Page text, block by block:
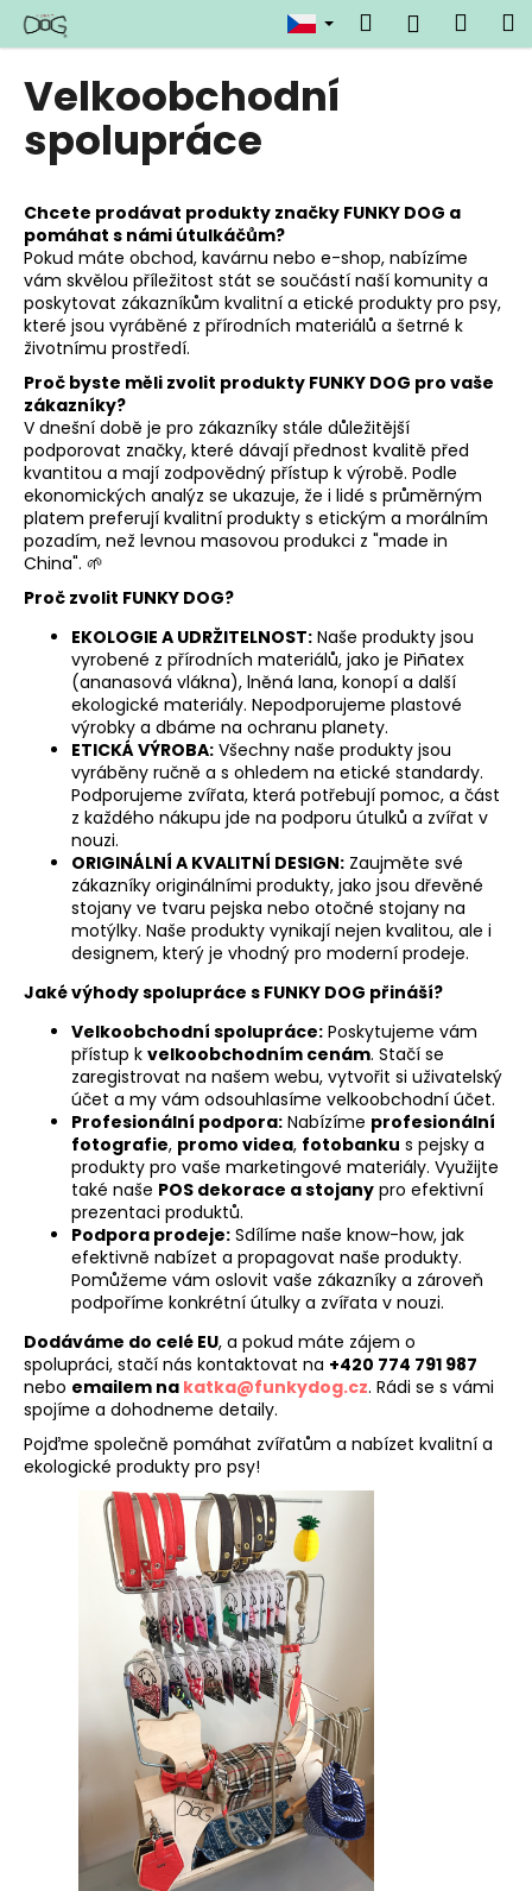
Přejít
obsah
Hledat
Velkoobchodní
spolupráce
Chcete prodávat produkty značky FUNKY DOG a
pomáhat s námi útulkáčům?
Pokud máte obchod, kavárnu nebo e-shop, nabízíme
vám skvělou příležitost stát se součástí naší komunity a
poskytovat zákazníkům kvalitní a etické produkty pro psy,
které jsou vyráběné z přírodních materiálů a šetrné k
životnímu prostředí.
Proč byste měli zvolit produkty FUNKY DOG pro vaše
zákazníky?
V dnešní době je pro zákazníky stále důležitější
podporovat značky, které dávají přednost kvalitě před
kvantitou a mají zodpovědný přístup k výrobě. Podle
ekonomických analýz se ukazuje, že i lidé s průměrným
platem preferují kvalitní produkty s etickým a morálním
pozadím, než levnou masovou produkci z "made in
China". 🌱
Proč zvolit FUNKY DOG?
EKOLOGIE A UDRŽITELNOST: Naše produkty jsou
vyrobené z přírodních materiálů, jako je Piñatex
(ananasová vlákna), lněná lana, konopí a další
ekologické materiály. Nepodporujeme plastové
výrobky a dbáme na ochranu planety.
ETICKÁ VÝROBA: Všechny naše produkty jsou
vyráběny ručně a s ohledem na etické standardy.
Podporujeme zvířata, která potřebují pomoc, a část
z každého nákupu jde na podporu útulků a zvířat v
nouzi.
ORIGINÁLNÍ A KVALITNÍ DESIGN: Zaujměte své
zákazníky originálními produkty, jako jsou dřevěné
stojany ve tvaru pejska nebo otočné stojany na
motýlky. Naše produkty vynikají nejen kvalitou, ale i
designem, který je vhodný pro moderní prodeje.
Jaké výhody spolupráce s FUNKY DOG přináší?
Velkoobchodní spolupráce: Poskytujeme vám
přístup k velkoobchodním cenám. Stačí se
zaregistrovat na našem webu, vytvořit si uživatelský
účet a my vám odsouhlasíme velkoobchodní účet.
Profesionální podpora: Nabízíme profesionální
fotografie, promo videa, fotobanku s pejsky a
produkty pro vaše marketingové materiály. Využijte
také naše POS dekorace a stojany pro efektivní
prezentaci produktů.
Podpora prodeje: Sdílíme naše know-how, jak
efektivně nabízet a propagovat naše produkty.
Pomůžeme vám oslovit vaše zákazníky a zároveň
podpoříme konkrétní útulky a zvířata v nouzi.
Dodáváme do celé EU, a pokud máte zájem o
spolupráci, stačí nás kontaktovat na +420 774 791 987
nebo emailem na katka@funkydog.cz. Rádi se s vámi
spojíme a dohodneme detaily.
Pojďme společně pomáhat zvířatům a nabízet kvalitní a
ekologické produkty pro psy!
o
C
o
o
t
ř
e
b
u
j
e
t
e
n
a
j
HLEDAT
o